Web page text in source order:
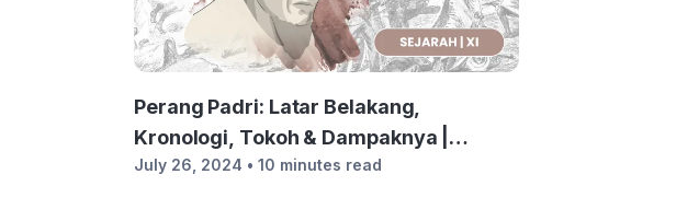
Perang Padri: Latar Belakang,
Kronologi, Tokoh & Dampaknya |
Sejarah Kelas 11
July 26, 2024 • 10 minutes read